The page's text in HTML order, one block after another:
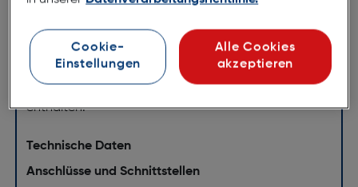
Computer mit USB-C und USB 3.1 Gen 2
angeschlossen werden. Außerdem sind eine
beschränkte 5-Jahres-Garantie und Rescue Data
Recovery Services zur Datenwiederherstellung
enthalten.
Technische Daten
Anschlüsse und Schnittstellen
Cookie-
Einstellungen
Alle Cookies
akzeptieren